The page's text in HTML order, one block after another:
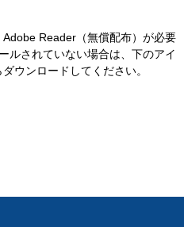
Reader（無償配布）が必要
ルされていない場合は、下のアイ
ウンロードしてください。